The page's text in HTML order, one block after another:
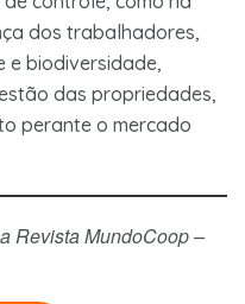
dos trabalhadores,
e biodiversidade,
das propriedades,
perante o mercado
Revista MundoCoop –